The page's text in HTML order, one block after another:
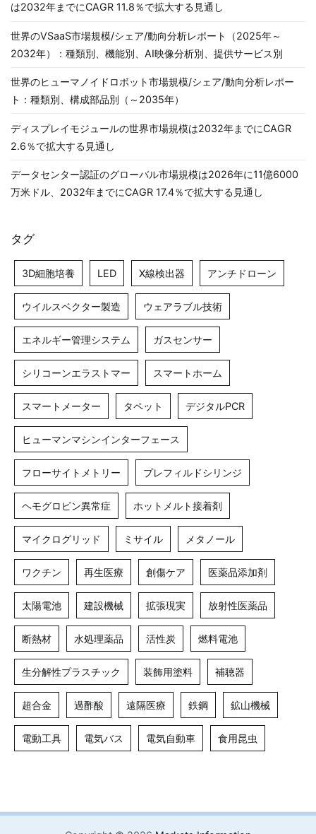
は2032年までにCAGR 11.8％で拡大する見通し
世界のVSaaS市場規模/シェア/動向分析レポート（2025年～
2032年）：種類別、機能別、AI映像分析別、提供サービス別
世界のヒューマノイドロボット市場規模/シェア/動向分析レポー
ト：種類別、構成部品別（～2035年）
ディスプレイモジュールの世界市場規模は2032年までにCAGR
2.6％で拡大する見通し
データセンター認証のグローバル市場規模は2026年に11億6000
万米ドル、2032年までにCAGR 17.4％で拡大する見通し
タグ
3D細胞培養 LED X線検出器 アンチドローン
ウイルスベクター製造 ウェアラブル技術
エネルギー管理システム ガスセンサー
シリコーンエラストマー スマートホーム
スマートメーター タペット デジタルPCR
ヒューマンマシンインターフェース
フローサイトメトリー プレフィルドシリンジ
ヘモグロビン異常症 ホットメルト接着剤
マイクログリッド ミサイル メタノール
ワクチン 再生医療 創傷ケア 医薬品添加剤
太陽電池 建設機械 拡張現実 放射性医薬品
断熱材 水処理薬品 活性炭 燃料電池
生分解性プラスチック 装飾用塗料 補聴器
超合金 過酢酸 遠隔医療 鉄鋼 鉱山機械
電動工具 電気バス 電気自動車 食用昆虫